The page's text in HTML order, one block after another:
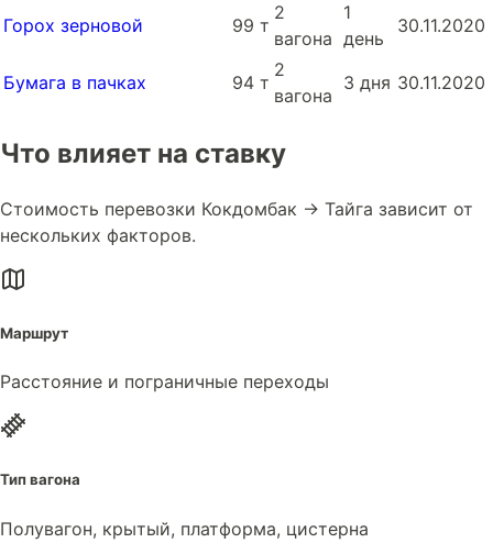
Горох зерновой 99 т
2
вагона
1
день
30.11.2020
Бумага в пачках 94 т
2
вагона
3 дня 30.11.2020
Что влияет на ставку
Стоимость перевозки Кокдомбак → Тайга зависит от
нескольких факторов.
Маршрут
Расстояние и пограничные переходы
Тип вагона
Полувагон, крытый, платформа, цистерна